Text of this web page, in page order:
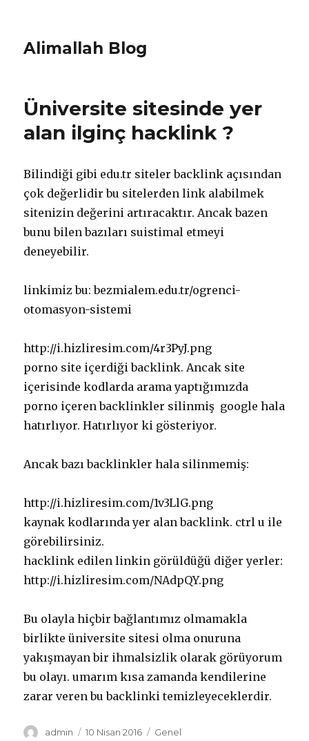
Alimallah Blog
Üniversite sitesinde yer
alan ilginç hacklink ?
Bilindiği gibi edu.tr siteler backlink açısından
çok değerlidir bu sitelerden link alabilmek
sitenizin değerini artıracaktır. Ancak bazen
bunu bilen bazıları suistimal etmeyi
deneyebilir.
linkimiz bu: bezmialem.edu.tr/ogrenci-
otomasyon-sistemi
http://i.hizliresim.com/4r3PyJ.png
porno site içerdiği backlink. Ancak site
içerisinde kodlarda arama yaptığımızda
porno içeren backlinkler silinmiş google hala
hatırlıyor. Hatırlıyor ki gösteriyor.
Ancak bazı backlinkler hala silinmemiş:
http://i.hizliresim.com/1v3LlG.png
kaynak kodlarında yer alan backlink. ctrl u ile
görebilirsiniz.
hacklink edilen linkin görüldüğü diğer yerler:
http://i.hizliresim.com/NAdpQY.png
Bu olayla hiçbir bağlantımız olmamakla
birlikte üniversite sitesi olma onuruna
yakışmayan bir ihmalsizlik olarak görüyorum
bu olayı. umarım kısa zamanda kendilerine
zarar veren bu backlinki temizleyeceklerdir.
Yazar
admin
Yayın
10 Nisan 2016 Kategoriler
Genel